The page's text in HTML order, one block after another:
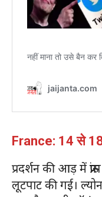
France: 14 से
प्रदर्शन की आड़ में
लूटपाट की गई।